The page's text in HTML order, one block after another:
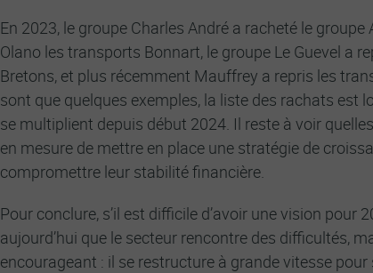
En 2023, le groupe Charles André a racheté le groupe
Olano les transports Bonnart, le groupe Le Guevel a
Bretons, et plus récemment Mauffrey a repris les
sont que quelques exemples, la liste des rachats est
se multiplient depuis début 2024. Il reste à voir
en mesure de mettre en place une stratégie de
compromettre leur stabilité financière.
Pour conclure, s’il est difficile d’avoir une vision pour
aujourd’hui que le secteur rencontre des difficultés,
encourageant : il se restructure à grande vitesse pour